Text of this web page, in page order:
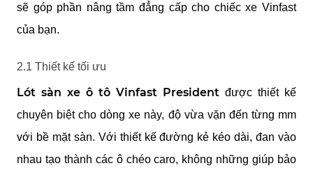
sẽ góp phần nâng tầm đẳng cấp cho chiếc xe Vinfast
của bạn.
2.1 Thiết kế tối ưu
Lót sàn xe ô tô Vinfast President được thiết kế
chuyên biệt cho dòng xe này, độ vừa vặn đến từng mm
với bề mặt sàn. Với thiết kế đường kẻ kéo dài, đan vào
nhau tạo thành các ô chéo caro, không những giúp bảo